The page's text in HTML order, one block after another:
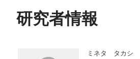
研究者情報
ミネタ タカシ